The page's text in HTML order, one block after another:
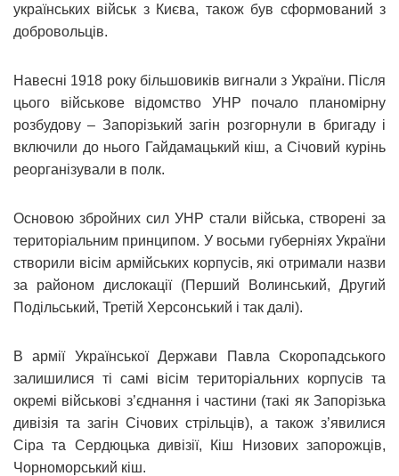
українських військ з Києва, також був сформований з
добровольців.
Навесні 1918 року більшовиків вигнали з України. Після
цього військове відомство УНР почало планомірну
розбудову – Запорізький загін розгорнули в бригаду і
включили до нього Гайдамацький кіш, а Січовий курінь
реорганізували в полк.
Основою збройних сил УНР стали війська, створені за
територіальним принципом. У восьми губерніях України
створили вісім армійських корпусів, які отримали назви
за районом дислокації (Перший Волинський, Другий
Подільський, Третій Херсонський і так далі).
В армії Української Держави Павла Скоропадського
залишилися ті самі вісім територіальних корпусів та
окремі військові з’єднання і частини (такі як Запорізька
дивізія та загін Січових стрільців), а також з’явилися
Сіра та Сердюцька дивізії, Кіш Низових запорожців,
Чорноморський кіш.